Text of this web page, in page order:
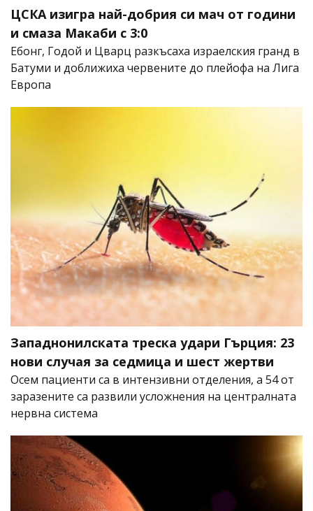
ЦСКА изигра най-добрия си мач от години
и смаза Макаби с 3:0
Ебонг, Годой и Цварц разкъсаха израелския гранд в
Батуми и доближиха червените до плейофа на Лига
Европа
Западнонилската треска удари Гърция: 23
нови случая за седмица и шест жертви
Осем пациенти са в интензивни отделения, а 54 от
заразените са развили усложнения на централната
нервна система